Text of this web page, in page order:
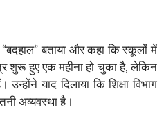
बताया और कहा कि स्कूलों में
शुरू हुए एक महीना हो चुका है, लेकिन
याद दिलाया कि शिक्षा विभाग
अव्यवस्था है।